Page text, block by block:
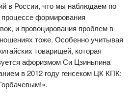
в России, что мы наблюдаем по
формирования
и провоцирования проблем в
тоже. Особенно учитывая
товарищей, которая
афоризмом Си Цзиньпина
в 2012 году генсеком ЦК КПК: